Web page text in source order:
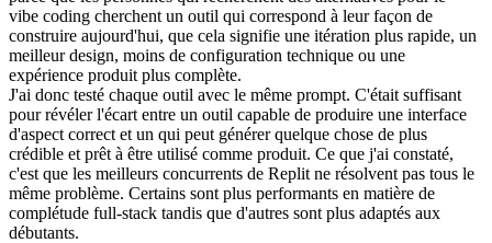
vibe coding cherchent un outil qui correspond à leur façon de
construire aujourd'hui, que cela signifie une itération plus rapide, un
meilleur design, moins de configuration technique ou une
expérience produit plus complète.
J'ai donc testé chaque outil avec le même prompt. C'était suffisant
pour révéler l'écart entre un outil capable de produire une interface
d'aspect correct et un qui peut générer quelque chose de plus
crédible et prêt à être utilisé comme produit. Ce que j'ai constaté,
c'est que les meilleurs concurrents de Replit ne résolvent pas tous le
même problème. Certains sont plus performants en matière de
complétude full-stack tandis que d'autres sont plus adaptés aux
débutants.